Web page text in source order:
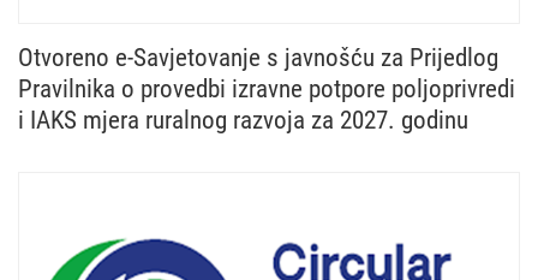
Otvoreno e-Savjetovanje s javnošću za Prijedlog
Pravilnika o provedbi izravne potpore poljoprivredi
i IAKS mjera ruralnog razvoja za 2027. godinu